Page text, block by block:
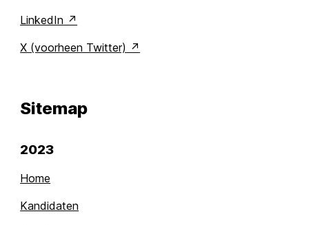
LinkedIn
X (voorheen Twitter)
Sitemap
2023
Home
Kandidaten